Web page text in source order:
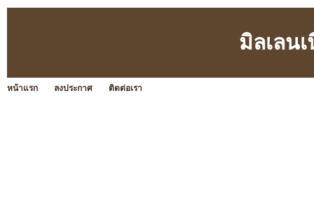
มิลเลน
หน้าแรก ลงประกาศ ติดต่อเรา